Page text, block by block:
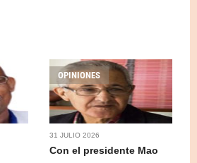
OPINIONES
31 JULIO 2026
Con el presidente Mao